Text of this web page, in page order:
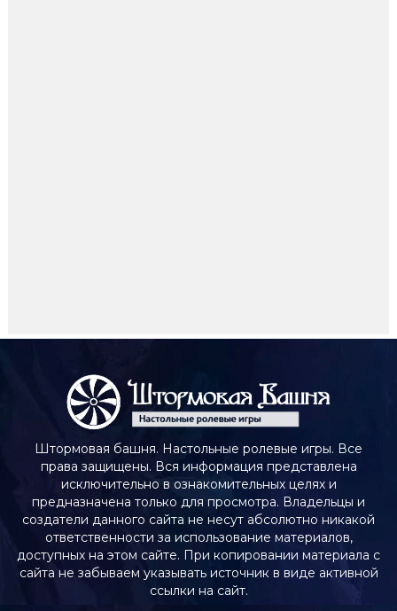
Штормовая башня. Настольные ролевые игры. Все
права защищены. Вся информация представлена
исключительно в ознакомительных целях и
предназначена только для просмотра. Владельцы и
создатели данного сайта не несут абсолютно никакой
ответственности за использование материалов,
доступных на этом сайте. При копировании материала с
сайта не забываем указывать источник в виде активной
ссылки на сайт.